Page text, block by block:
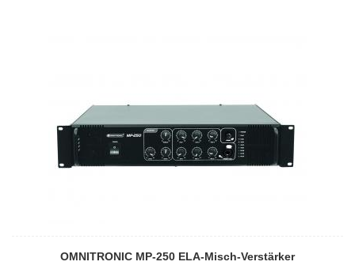
OMNITRONIC MP-250 ELA-Misch-Verstärker